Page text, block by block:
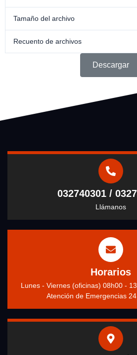
Tamaño del archivo
Recuento de archivos
Descargar
032740301 /
Llámanos
Horarios
Lunes - Viernes (oficinas) 08h00 -
Atención de Emergencias